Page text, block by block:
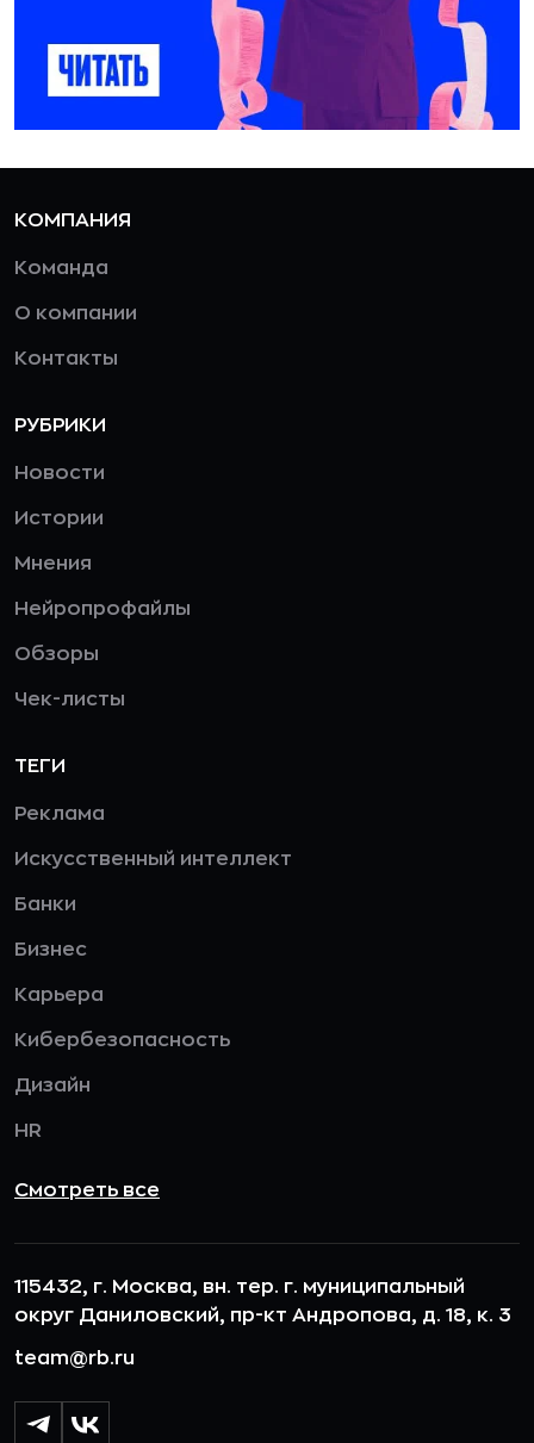
КОМПАНИЯ
Команда
О компании
Контакты
РУБРИКИ
Новости
Истории
Мнения
Нейропрофайлы
Обзоры
Чек-листы
ТЕГИ
Реклама
Искусственный интеллект
Банки
Бизнес
Карьера
Кибербезопасность
Дизайн
HR
Смотреть все
115432, г. Москва, вн. тер. г. муниципальный
округ Даниловский, пр-кт Андропова, д. 18, к. 3
team@rb.ru